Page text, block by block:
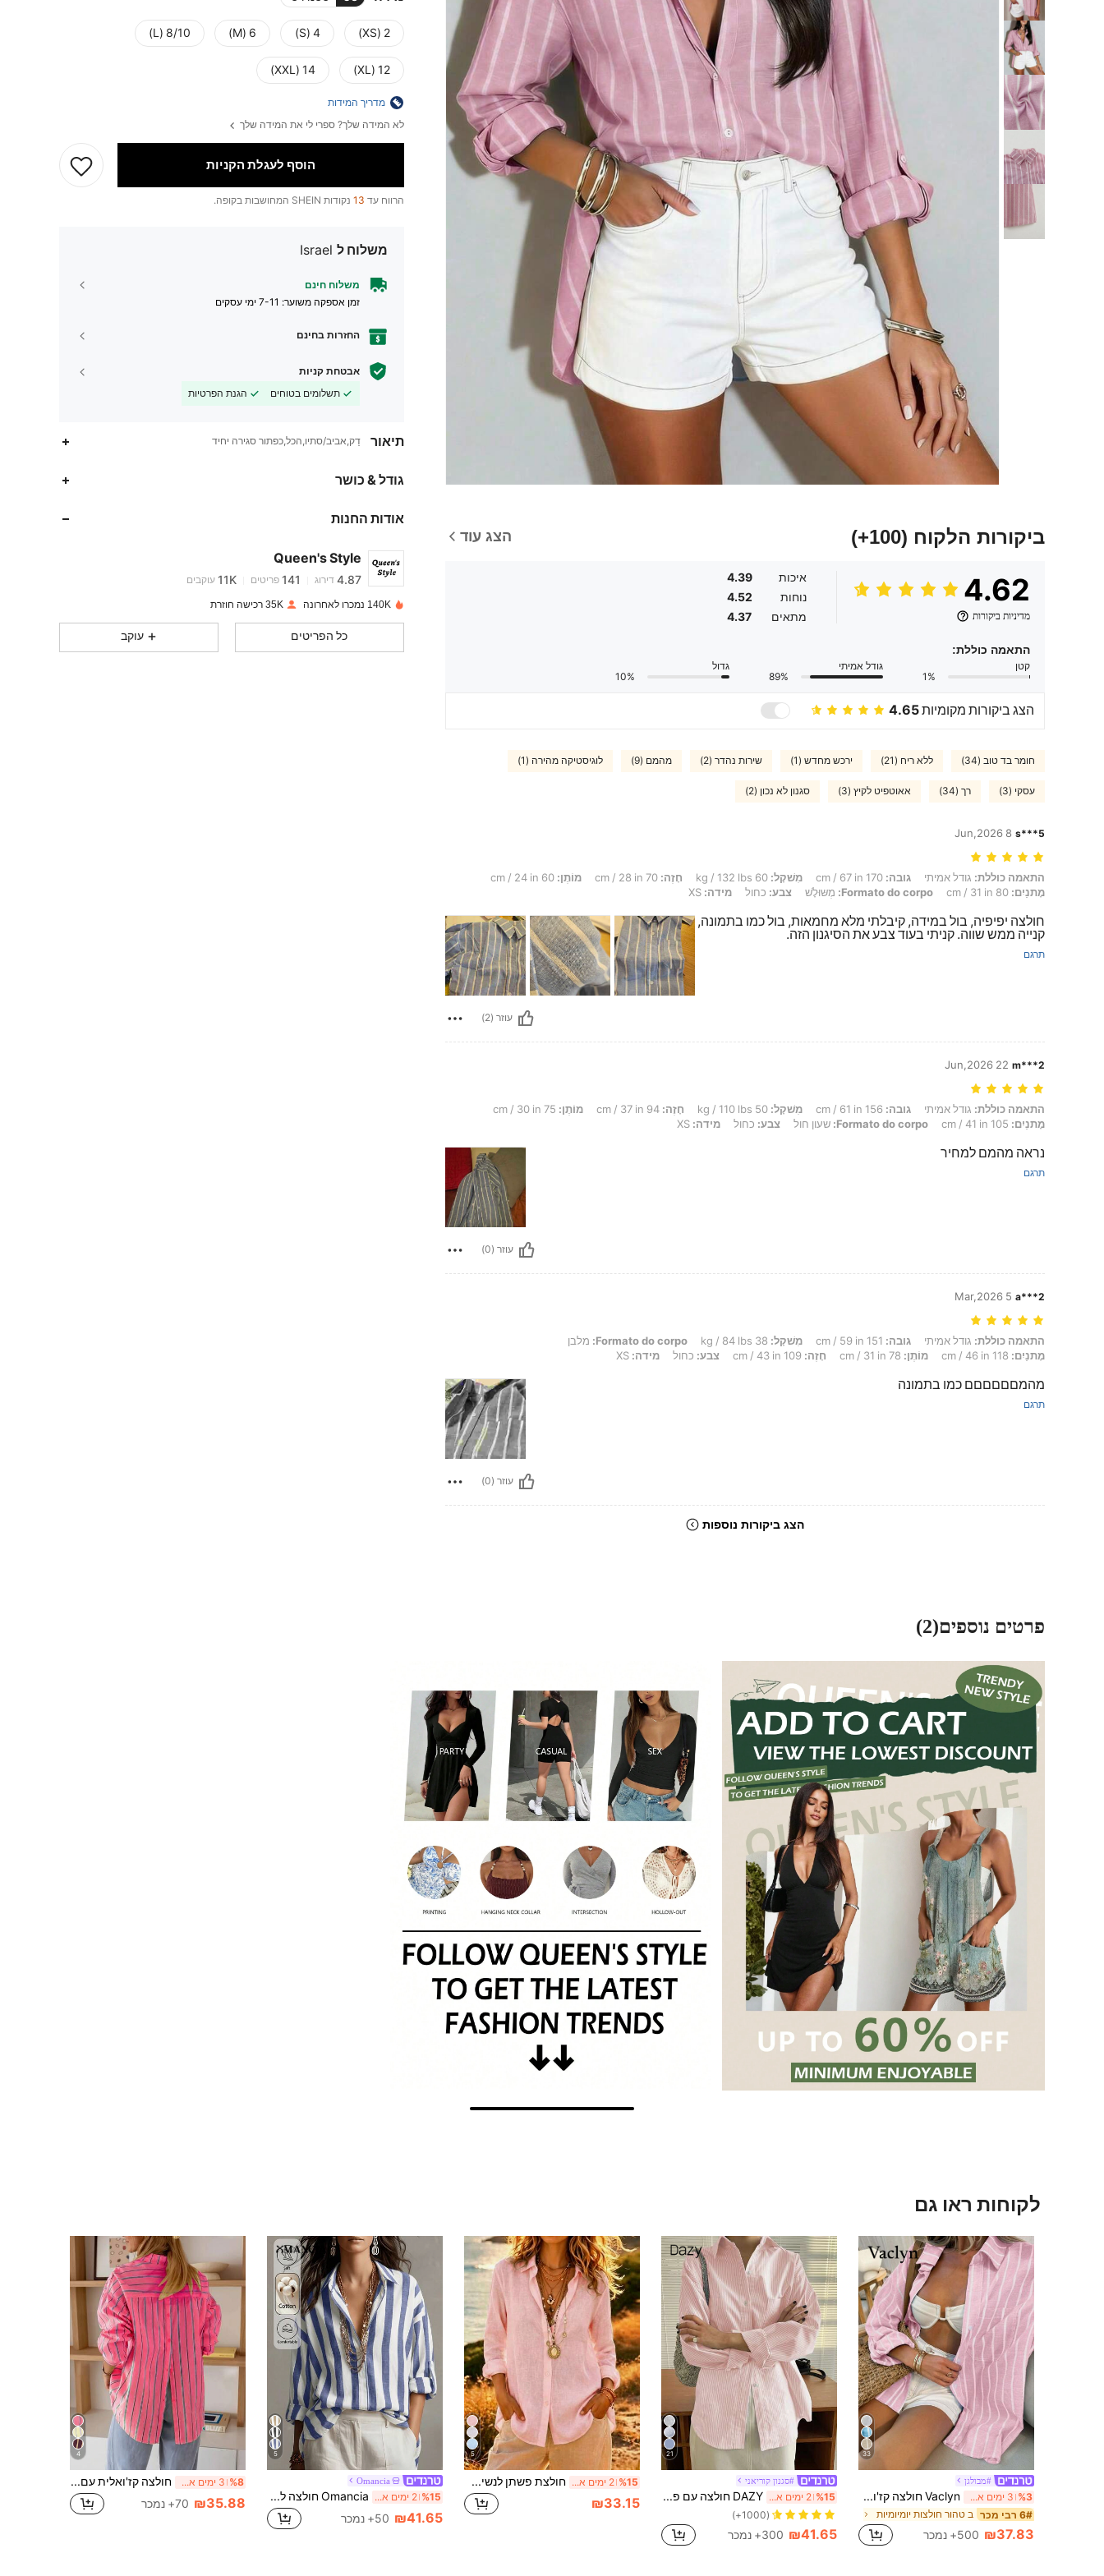
ביקורות הלקוח (100+) הצג עוד
4.62
מדיניות ביקורות
איכות
4.39
נוחות
4.52
מתאים
4.37
התאמה כוללת:
קטן
1%
גודל אמיתי
89%
גדול
10%
הצג ביקורות מקומיות4.65
חומר בד טוב (34) ללא ריח (21) ירכש מחדש (1) שירות נהדר (2) מהמם (9) לוגיסטיקה מהירה (1)
עסקי (3) רך (34) אאוטפיט לקיץ (3) סגנון לא נכון (2)
s***5
8 Jun,2026
התאמה כוללת: גודל אמיתי, גובה: 170 cm / 67 in, מִשׁקָל: 60 kg / 132 lbs, חָזֶה: 70 cm / 28 in, מוֹתֶן: 60 cm / 24 in, מָתנַיִם: 80 cm / 31 in, Formato do corpo: מְשּוּלָשׁ, צבע: כחול, מידה: XS
התאמה כוללת: גודל אמיתי גובה: מִשׁקָל: חָזֶה: מוֹתֶן:
מָתנַיִם:
Formato do corpo: מְשּוּלָשׁ צבע: כחול מידה:
חולצה יפיפיה, בול במידה, קיבלתי מלא מחמאות, בול כמו בתמונה,
קנייה ממש שווה. קניתי בעוד צבע את הסיגנון הזה.
תרגם
עוזר (2)
m***2
22 Jun,2026
התאמה כוללת: גודל אמיתי, גובה: 156 cm / 61 in, מִשׁקָל: 50 kg / 110 lbs, חָזֶה: 94 cm / 37 in, מוֹתֶן: 75 cm / 30 in, מָתנַיִם: 105 cm / 41 in, Formato do corpo: שעון חול, צבע: כחול, מידה: XS
התאמה כוללת: גודל אמיתי גובה: מִשׁקָל: חָזֶה: מוֹתֶן:
מָתנַיִם:
Formato do corpo: שעון חול צבע: כחול מידה:
נראה מהמם למחיר
תרגם
עוזר (0)
a***2
5 Mar,2026
התאמה כוללת: גודל אמיתי, גובה: 151 cm / 59 in, מִשׁקָל: 38 kg / 84 lbs, Formato do corpo: מלבן, מָתנַיִם: 118 cm / 46 in, מוֹתֶן: 78 cm / 31 in, חָזֶה: 109 cm / 43 in, צבע: כחול, מידה: XS
התאמה כוללת: גודל אמיתי גובה: מִשׁקָל: Formato do corpo: מלבן
מָתנַיִם:
מוֹתֶן: חָזֶה: צבע: כחול מידה:
מהמםםםםםם כמו בתמונה
תרגם
עוזר (0)
הצג ביקורות נוספות
2 (XS)
4 (S)
6 (M)
8/10 (L)
12 (XL)
14 (XXL)
מדריך המידות
לא המידה שלך? ספרי לי את המידה שלך
הוסף לעגלת הקניות
הרווח עד 13 נקודות SHEIN המחושבות בקופה.
משלוח ל Israel
משלוח חינם
זמן אספקה ​​משוער: 7-11 ימי עסקים
החזרות בחינם
אבטחת קניות
תשלומים בטוחים
הגנת הפרטיות
תיאור דַק,אביב/סתיו,הכל,כפתור סגירה יחיד
גודל & כושר
אודות החנות
Queen's Style
4.87
4.87
4.87
141
11K
s***d שילםלפני יום אחד
4.87
141
11K
140K נמכרו לאחרונה 35K רכישה חוזרת
כל הפריטים עוקב
פרטים נוספים(2)
לקוחות ראו גם
33
#מבולגן
%3 3 ימים אחרונים Vaclyn חולצה קז'ואלית עם שרוולים ארוכי חזה עם פסים נשיים
6# רבי מכר ב טהור חולצות יומיומיות
₪37.83 500+ נמכר
21
#סגנון קוריאני
%15 2 ימים אחרונים DAZY חולצה עם פסים אנכיים, כתף נשמטת, כיסים מחוברים, בגדי סתיו, טופ שרוול ארוך, בגד דק
(1000+)
₪41.65 300+ נמכר
5
%15 2 ימים אחרונים חולצת פשתן לנשים עם כפתורים, שרוול ארוך, גזרה רפויה, צוואון V, חולצה קיצית ורודה
₪33.15
5
Omancia
%15 2 ימים אחרונים Omancia חולצה לנשים אלגנטית אופנתית למסעות יומיומיים, קז'ואל נוחה, מקסימה, וינטג' מינימליסטית, יוקרתית, רומנטית לחופשה, עם צוואון חולצה, פתיחה נסתרת, שחור ואפור פסים, שרוול ארוך
₪41.65 50+ נמכר
4
%8 3 ימים אחרונים חולצה קז'ואלית עם פסים ולחיצת כפתורים מלפנים ומאחור עם שרוולים ארוכים לנשים, ורודה, אביב
₪35.88 70+ נמכר